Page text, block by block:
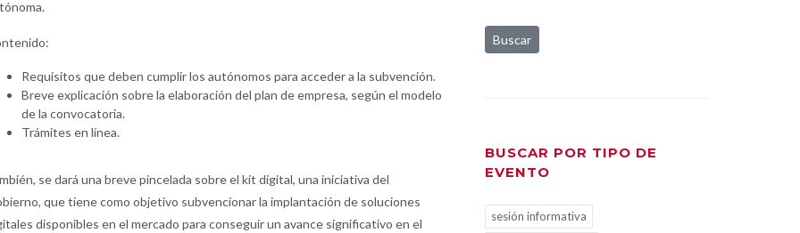
Requisitos que deben cumplir los autónomos para acceder a la subvención.
Breve explicación sobre la elaboración del plan de empresa, según el modelo
de la convocatoria.
Trámites en línea.
se dará una breve pincelada sobre el kit digital, una iniciativa del
que tiene como objetivo subvencionar la implantación de soluciones
disponibles en el mercado para conseguir un avance significativo en el
Buscar
BUSCAR POR TIPO DE
EVENTO
sesión informativa